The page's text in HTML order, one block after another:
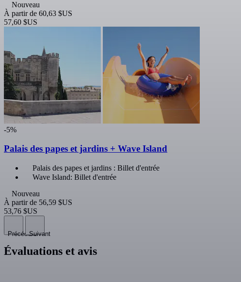
Nouveau
À partir de 60,63 $US
57,60 $US
-5%
Palais des papes et jardins + Wave Island
Palais des papes et jardins : Billet d'entrée
Wave Island: Billet d'entrée
Nouveau
À partir de 56,59 $US
53,76 $US
PrécédentSuivant
Évaluations et avis